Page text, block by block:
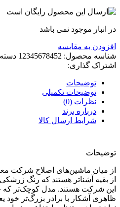
در انبار موجود نمی باشد
افزودن به مقایسه
شناسه محصول: 12345678452
اشتراک گذاری:
توضیحات
توضیحات تکمیلی
نظرات (0)
درباره برند
شرایط ارسال کالا
توضیحات